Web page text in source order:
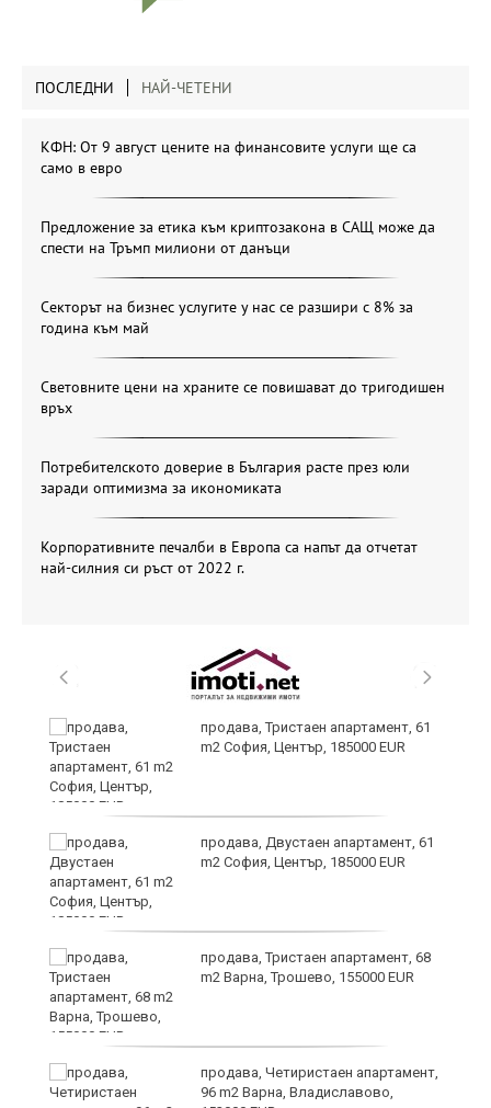
ПОСЛЕДНИ НАЙ-ЧЕТЕНИ
КФН: От 9 август цените на финансовите услуги ще са
само в евро
Предложение за етика към криптозакона в САЩ може да
спести на Тръмп милиони от данъци
Секторът на бизнес услугите у нас се разшири с 8% за
година към май
Световните цени на храните се повишават до тригодишен
връх
Потребителското доверие в България расте през юли
заради оптимизма за икономиката
Корпоративните печалби в Европа са напът да отчетат
най-силния си ръст от 2022 г.
продава, Тристаен апартамент, 61
m2 София, Център, 185000 EUR
продава, Двустаен апартамент, 61
m2 София, Център, 185000 EUR
продава, Тристаен апартамент, 68
m2 Варна, Трошево, 155000 EUR
продава, Четиристаен апартамент,
96 m2 Варна, Владиславово,